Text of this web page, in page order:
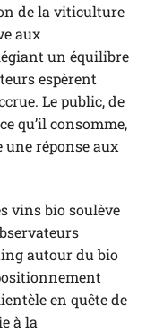
de la viticulture
aux
un équilibre
espèrent
Le public, de
qu’il consomme,
une réponse aux
vins bio soulève
autour du bio
en quête de
à la